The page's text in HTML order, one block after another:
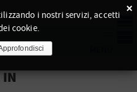
IN
×
i nostri servizi, accetti
cookie.